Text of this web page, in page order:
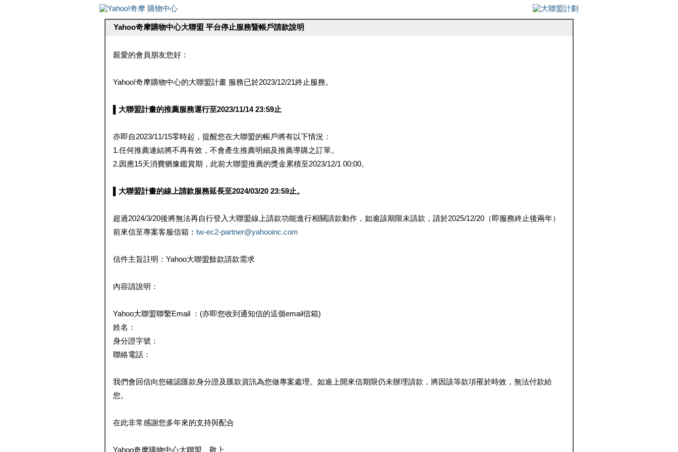
Yahoo奇摩購物中心大聯盟 平台停止服務暨帳戶請款說明
親愛的會員朋友您好：
Yahoo!奇摩購物中心的大聯盟計畫 服務已於2023/12/21終止服務。
▌大聯盟計畫的推薦服務運行至2023/11/14 23:59止
亦即自2023/11/15零時起，提醒您在大聯盟的帳戶將有以下情況：
1.任何推薦連結將不再有效，不會產生推薦明細及推薦導購之訂單。
2.因應15天消費猶豫鑑賞期，此前大聯盟推薦的獎金累積至2023/12/1 00:00。
▌大聯盟計畫的線上請款服務延長至2024/03/20 23:59止。
超過2024/3/20後將無法再自行登入大聯盟線上請款功能進行相關請款動作，如逾該期限未請款，請於2025/12/20（即服務終止後兩年）
前來信至專案客服信箱： tw-ec2-partner@yahooinc.com
信件主旨註明：Yahoo大聯盟餘款請款需求
內容請說明：
Yahoo大聯盟聯繫Email ：(亦即您收到通知信的這個email信箱)
姓名：
身分證字號：
聯絡電話：
我們會回信向您確認匯款身分證及匯款資訊為您做專案處理。如逾上開來信期限仍未辦理請款，將因該等款項罹於時效，無法付款給
您。
在此非常感謝您多年來的支持與配合
Yahoo奇摩購物中心大聯盟 敬上